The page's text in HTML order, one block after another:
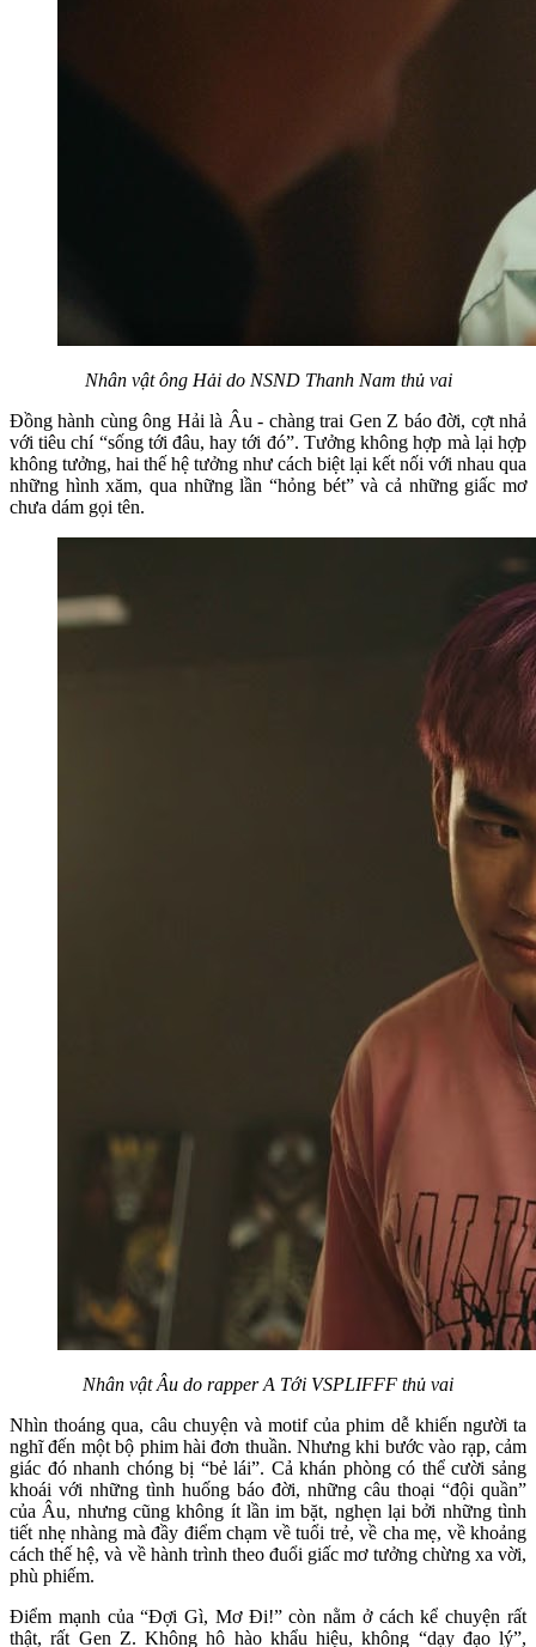
Nhân vật ông Hải do NSND Thanh Nam thủ vai
Đồng hành cùng ông Hải là Âu - chàng trai Gen Z báo đời, cợt nhả
với tiêu chí “sống tới đâu, hay tới đó”. Tưởng không hợp mà lại hợp
không tưởng, hai thế hệ tưởng như cách biệt lại kết nối với nhau qua
những hình xăm, qua những lần “hỏng bét” và cả những giấc mơ
chưa dám gọi tên.
Nhân vật Âu do rapper A Tới VSPLIFFF thủ vai
Nhìn thoáng qua, câu chuyện và motif của phim dễ khiến người ta
nghĩ đến một bộ phim hài đơn thuần. Nhưng khi bước vào rạp, cảm
giác đó nhanh chóng bị “bẻ lái”. Cả khán phòng có thể cười sảng
khoái với những tình huống báo đời, những câu thoại “đội quần”
của Âu, nhưng cũng không ít lần im bặt, nghẹn lại bởi những tình
tiết nhẹ nhàng mà đầy điểm chạm về tuổi trẻ, về cha mẹ, về khoảng
cách thế hệ, và về hành trình theo đuổi giấc mơ tưởng chừng xa vời,
phù phiếm.
Điểm mạnh của “Đợi Gì, Mơ Đi!” còn nằm ở cách kể chuyện rất
thật, rất Gen Z. Không hô hào khẩu hiệu, không “dạy đạo lý”,